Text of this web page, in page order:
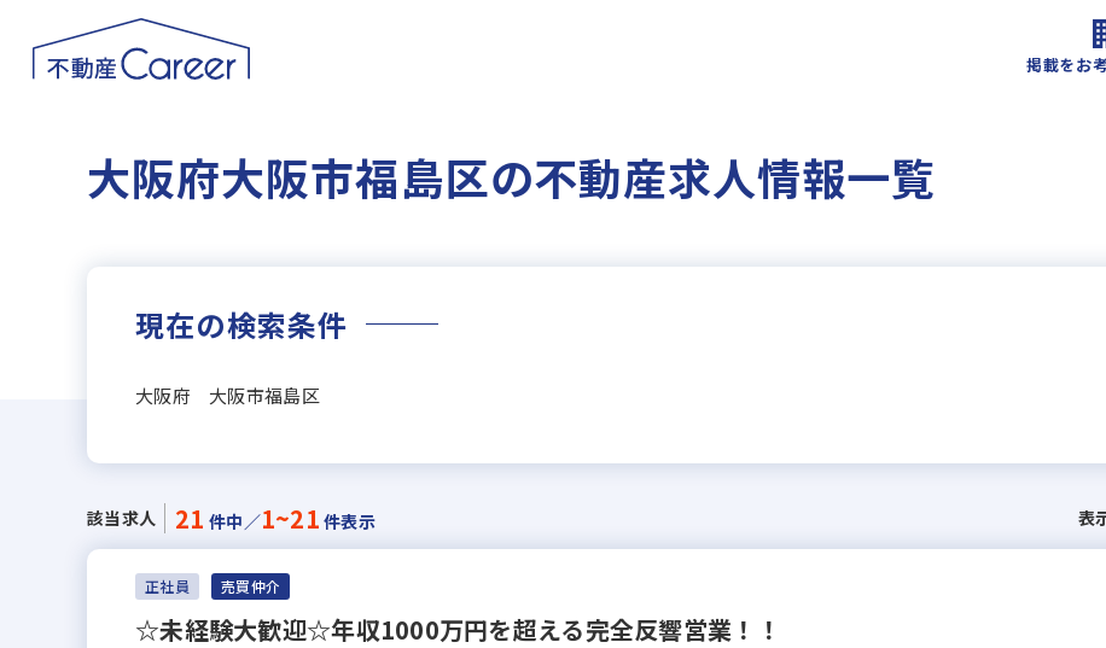
掲載をお
大阪府大阪市福島区の不動産求人情報一覧
現在の検索条件
大阪府 大阪市福島区
該当求人 21 件中／1~21 件表示 表
正社員 売買仲介
☆未経験大歓迎☆年収1000万円を超える完全反響営業！！